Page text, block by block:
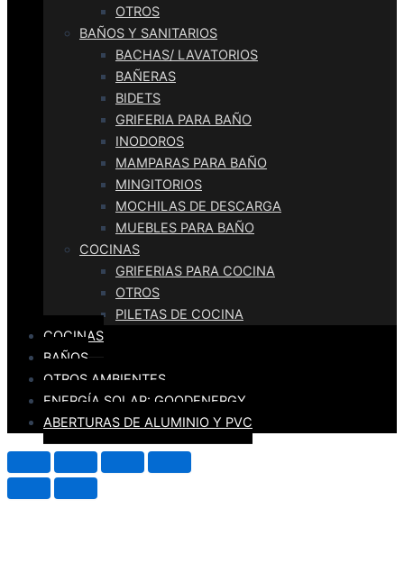
OTROS
BAÑOS Y SANITARIOS
BACHAS/ LAVATORIOS
BAÑERAS
BIDETS
GRIFERIA PARA BAÑO
INODOROS
MAMPARAS PARA BAÑO
MINGITORIOS
MOCHILAS DE DESCARGA
MUEBLES PARA BAÑO
COCINAS
GRIFERIAS PARA COCINA
OTROS
PILETAS DE COCINA
COCINAS
BAÑOS
OTROS AMBIENTES
ENERGÍA SOLAR: GOODENERGY
ABERTURAS DE ALUMINIO Y PVC